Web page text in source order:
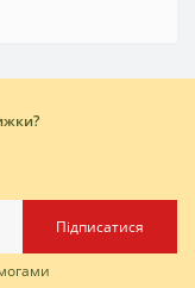
Підписатися